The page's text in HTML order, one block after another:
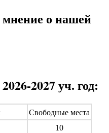
о нашей
2027 уч. год:
Свободные места
10